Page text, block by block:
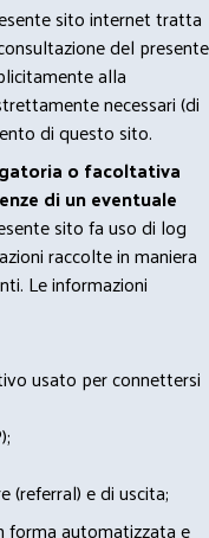
sito internet tratta
del presente
alla
necessari (di
di questo sito.
o facoltativa
di un eventuale
sito fa uso di log
raccolte in maniera
Le informazioni
usato per connettersi
(referral) e di uscita;
automatizzata e